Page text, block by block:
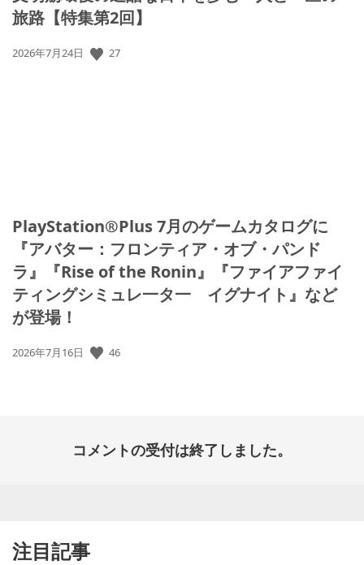
旅路【特集第2回】
公
2026年7月24日 27
PlayStation®Plus 7月のゲームカタログに
『アバター：フロンティア・オブ・パンド
ラ』『Rise of the Ronin』『ファイアファイ
ティングシミュレ一タ一 イグナイト』など
が登場！
公
2026年7月16日 46
コメントの受付は終了しました。
注目記事